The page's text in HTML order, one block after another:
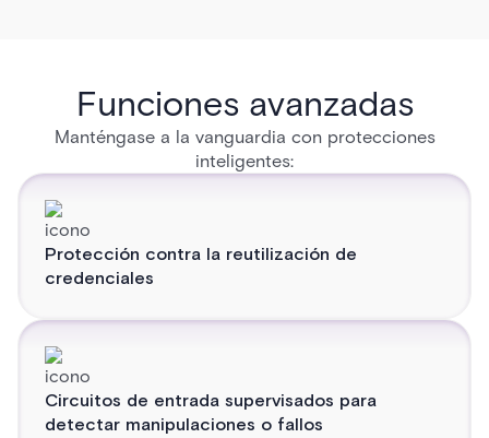
Funciones avanzadas
Manténgase a la vanguardia con protecciones
inteligentes:
Protección contra la reutilización de
credenciales
Circuitos de entrada supervisados para
detectar manipulaciones o fallos